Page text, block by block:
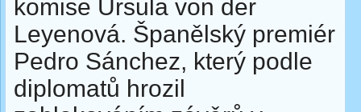
komise Ursula von der
Leyenová. Španělský premiér
Pedro Sánchez, který podle
diplomatů hrozil